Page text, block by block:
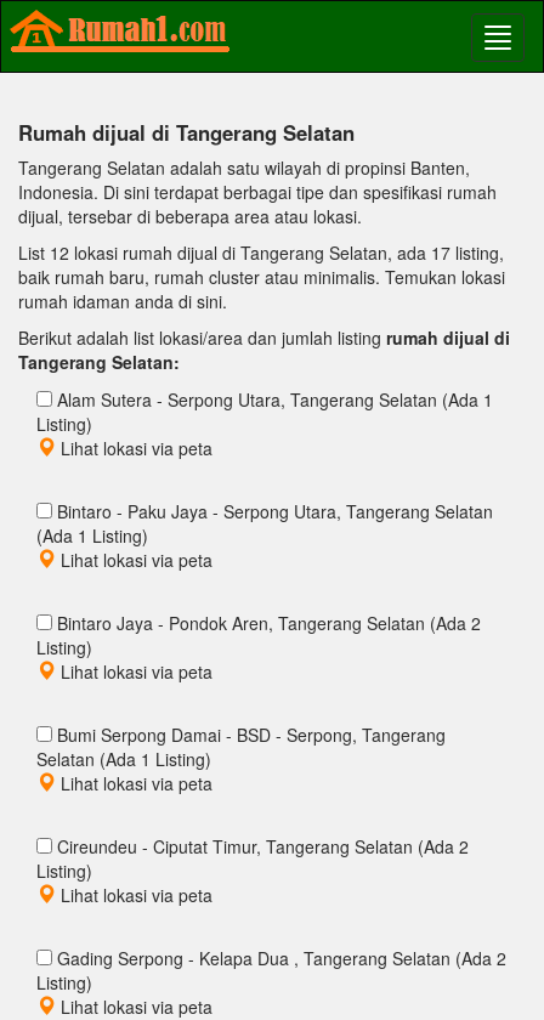
Rumah dijual di Tangerang Selatan
Tangerang Selatan adalah satu wilayah di propinsi Banten,
Indonesia. Di sini terdapat berbagai tipe dan spesifikasi rumah
dijual, tersebar di beberapa area atau lokasi.
List 12 lokasi rumah dijual di Tangerang Selatan, ada 17 listing,
baik rumah baru, rumah cluster atau minimalis. Temukan lokasi
rumah idaman anda di sini.
Berikut adalah list lokasi/area dan jumlah listing rumah dijual di
Tangerang Selatan:
Alam Sutera - Serpong Utara, Tangerang Selatan (Ada 1
Listing)
Lihat lokasi via peta
Bintaro - Paku Jaya - Serpong Utara, Tangerang Selatan
(Ada 1 Listing)
Lihat lokasi via peta
Bintaro Jaya - Pondok Aren, Tangerang Selatan (Ada 2
Listing)
Lihat lokasi via peta
Bumi Serpong Damai - BSD - Serpong, Tangerang
Selatan (Ada 1 Listing)
Lihat lokasi via peta
Cireundeu - Ciputat Timur, Tangerang Selatan (Ada 2
Listing)
Lihat lokasi via peta
Gading Serpong - Kelapa Dua , Tangerang Selatan (Ada 2
Listing)
Lihat lokasi via peta